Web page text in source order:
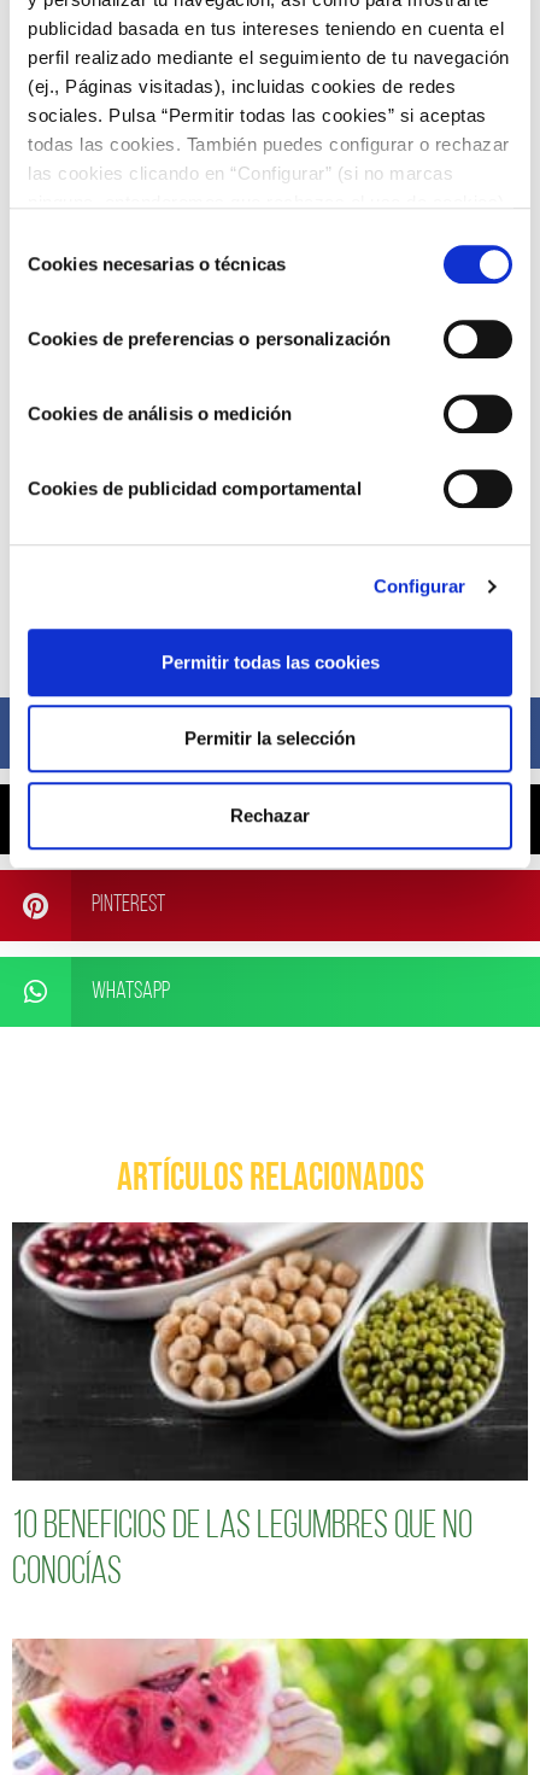
publicidad basada en tus intereses teniendo en cuenta el
perfil realizado mediante el seguimiento de tu navegación
(ej., Páginas visitadas), incluidas cookies de redes
sociales. Pulsa “Permitir todas las cookies” si aceptas
todas las cookies. También puedes configurar o rechazar
las cookies clicando en “Configurar” (si no marcas
COOKIES.
deCookies necesarias o técnicas
Cookies de preferencias o personalización
Cookies de análisis o medición
Cookies de publicidad comportamental
Configurar
Permitir todas las cookies
Permitir la selección
Rechazar
hidratarse este verano, no hay excusas para ponerse manos
tiempo sin descuidar tu salud!
Recuerda que en nuestro blog encontrarás deliciosos platos
para preparar esta temporada veraniega y superar el calor
con el mejor sabor.
Compártelo ahora
Pinterest
WhatsApp
ARTÍCULOS RELACIONADOS
10 Beneficios de las legumbres que no
conocías